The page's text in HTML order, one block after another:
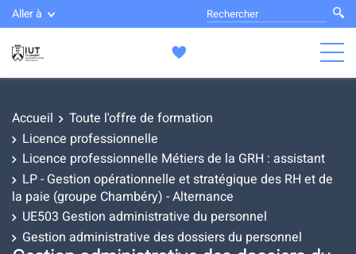
Aller à
Accueil
Toute l'offre de formation
Licence professionnelle
Licence professionnelle Métiers de la GRH : assistant
LP - Gestion opérationnelle et stratégique des RH et de
la paie (groupe Chambéry) - Alternance
UE503 Gestion administrative du personnel
Gestion administrative des dossiers du personnel